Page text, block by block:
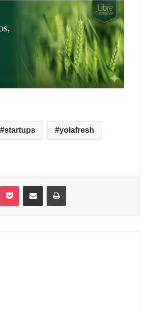
startups yolafresh
Pocket Partager par email Imprimer